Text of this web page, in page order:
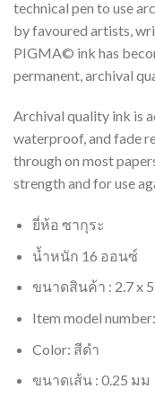
technical pen to use
by favoured artists,
PIGMA© ink has
permanent, archival
Archival quality ink is
waterproof, and fade
through on most
strength and for use
ยี่ห้อ ซากุระ
น้ำหนัก 16 ออนซ์
ขนาดสินค้า : 2.7 x
Item model
Color: สีดำ
ขนาดเส้น : 0.25 มม